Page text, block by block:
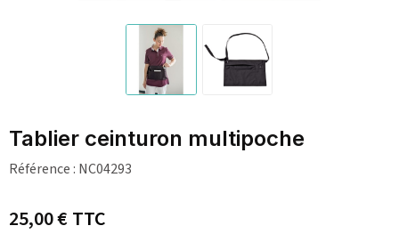
Tablier ceinturon multipoche
Référence : NC04293
25,00 €TTC